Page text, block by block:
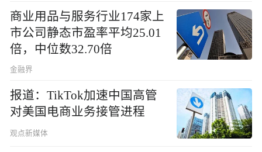
商业用品与服务行业174家上
市公司静态市盈率平均25.01
倍，中位数32.70倍
金融界
报道：TikTok加速中国高管
对美国电商业务接管进程
观点新媒体